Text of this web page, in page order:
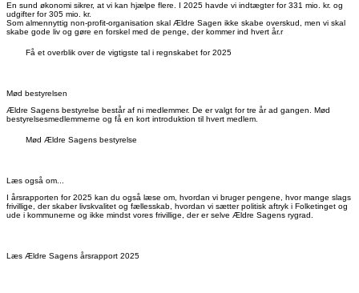
En sund økonomi sikrer, at vi kan hjælpe flere. I 2025 havde vi indtægter for 331 mio. kr. og
udgifter for 305 mio. kr.
Som almennyttig non-profit-organisation skal Ældre Sagen ikke skabe overskud, men vi skal
skabe gode liv og gøre en forskel med de penge, der kommer ind hvert år.r
Få et overblik over de vigtigste tal i regnskabet for 2025
Mød bestyrelsen
Ældre Sagens bestyrelse består af ni medlemmer. De er valgt for tre år ad gangen. Mød
bestyrelsesmedlemmerne og få en kort introduktion til hvert medlem.
Mød Ældre Sagens bestyrelse
Læs også om...
I årsrapporten for 2025 kan du også læse om, hvordan vi bruger pengene, hvor mange slags
frivillige, der skaber livskvalitet og fællesskab, hvordan vi sætter politisk aftryk i Folketinget og
ude i kommunerne og ikke mindst vores frivillige, der er selve Ældre Sagens rygrad.
Læs Ældre Sagens årsrapport 2025